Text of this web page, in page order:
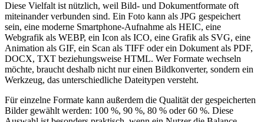
Diese Vielfalt ist nützlich, weil Bild- und Dokumentformate oft
miteinander verbunden sind. Ein Foto kann als JPG gespeichert
sein, eine moderne Smartphone-Aufnahme als HEIC, eine
Webgrafik als WEBP, ein Icon als ICO, eine Grafik als SVG, eine
Animation als GIF, ein Scan als TIFF oder ein Dokument als PDF,
DOCX, TXT beziehungsweise HTML. Wer Formate wechseln
möchte, braucht deshalb nicht nur einen Bildkonverter, sondern ein
Werkzeug, das unterschiedliche Dateitypen versteht.
Für einzelne Formate kann außerdem die Qualität der gespeicherten
Bilder gewählt werden: 100 %, 90 %, 80 % oder 60 %. Diese